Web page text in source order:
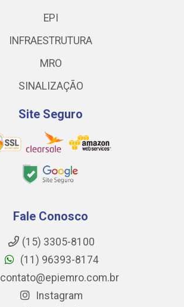
EPI
INFRAESTRUTURA
MRO
SINALIZAÇÃO
Site Seguro
Fale Conosco
(15) 3305-8100
(11) 96393-8174
contato@epiemro.com.br
Instagram